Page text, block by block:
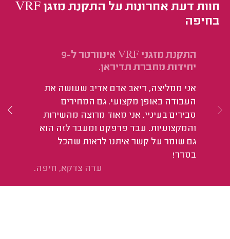
חוות דעת אחרונות על התקנת מזגן VRF
בחיפה
התקנת מזגני VRF אינוורטר ל-9
יחידות מחברת תדיראן.
אני ממליצה, דיאב אדם אדיב שעושה את
העבודה באופן מקצועי. גם המחירים
סבירים בעיניי. אני מאוד מרוצה מהשירות
והמקצועיות. עבד פרפקט ומעבר לזה הוא
גם שומר על קשר איתנו לראות שהכל
בסדר!
עדה צדקא, חיפה.